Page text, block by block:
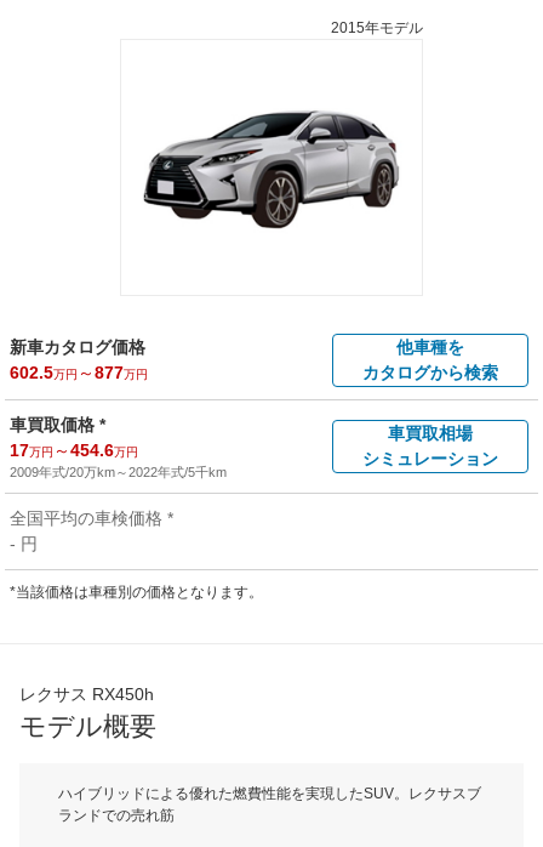
2015年モデル
新車カタログ価格
602.5万円 ～877万円
他車種を
カタログから検索
車買取価格 *
17万円 ～454.6万円
2009年式/20万km～2022年式/5千km
車買取相場
シミュレーション
全国平均の車検価格 *
- 円
*当該価格は車種別の価格となります。
レクサス RX450h
モデル概要
ハイブリッドによる優れた燃費性能を実現したSUV。レクサスブ
ランドでの売れ筋